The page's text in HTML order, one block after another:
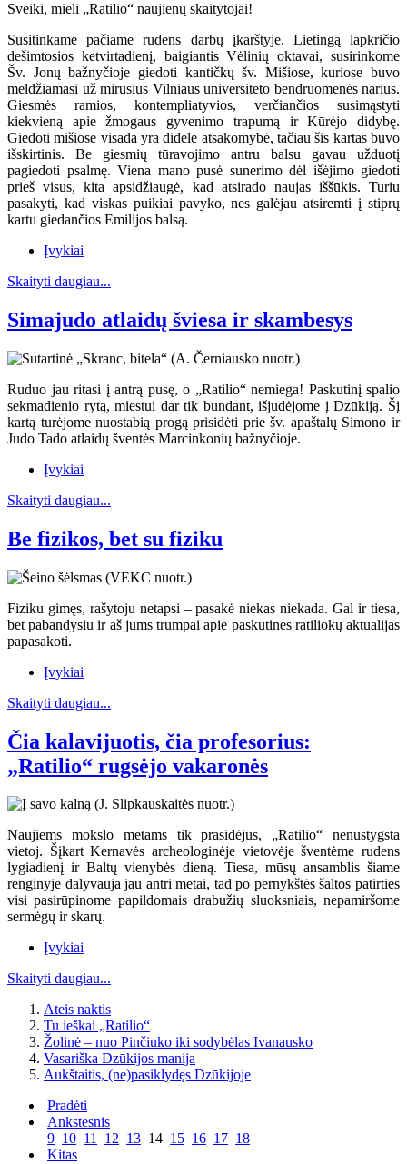
Sveiki, mieli „Ratilio“ naujienų skaitytojai!
Susitinkame pačiame rudens darbų įkarštyje. Lietingą lapkričio
dešimtosios ketvirtadienį, baigiantis Vėlinių oktavai, susirinkome
Šv. Jonų bažnyčioje giedoti kantičkų šv. Mišiose, kuriose buvo
meldžiamasi už mirusius Vilniaus universiteto bendruomenės narius.
Giesmės ramios, kontempliatyvios, verčiančios susimąstyti
kiekvieną apie žmogaus gyvenimo trapumą ir Kūrėjo didybę.
Giedoti mišiose visada yra didelė atsakomybė, tačiau šis kartas buvo
išskirtinis. Be giesmių tūravojimo antru balsu gavau užduotį
pagiedoti psalmę. Viena mano pusė sunerimo dėl išėjimo giedoti
prieš visus, kita apsidžiaugė, kad atsirado naujas iššūkis. Turiu
pasakyti, kad viskas puikiai pavyko, nes galėjau atsiremti į stiprų
kartu giedančios Emilijos balsą.
Įvykiai
Skaityti daugiau...
Simajudo atlaidų šviesa ir skambesys
Ruduo jau ritasi į antrą pusę, o „Ratilio“ nemiega! Paskutinį spalio
sekmadienio rytą, miestui dar tik bundant, išjudėjome į Dzūkiją. Šį
kartą turėjome nuostabią progą prisidėti prie šv. apaštalų Simono ir
Judo Tado atlaidų šventės Marcinkonių bažnyčioje.
Įvykiai
Skaityti daugiau...
Be fizikos, bet su fiziku
Fiziku gimęs, rašytoju netapsi – pasakė niekas niekada. Gal ir tiesa,
bet pabandysiu ir aš jums trumpai apie paskutines ratiliokų aktualijas
papasakoti.
Įvykiai
Skaityti daugiau...
Čia kalavijuotis, čia profesorius:
„Ratilio“ rugsėjo vakaronės
Naujiems mokslo metams tik prasidėjus, „Ratilio“ nenustygsta
vietoj. Šįkart Kernavės archeologinėje vietovėje šventėme rudens
lygiadienį ir Baltų vienybės dieną. Tiesa, mūsų ansamblis šiame
renginyje dalyvauja jau antri metai, tad po pernykštės šaltos patirties
visi pasirūpinome papildomais drabužių sluoksniais, nepamiršome
sermėgų ir skarų.
Įvykiai
Skaityti daugiau...
Ateis naktis
Tu ieškai „Ratilio“
Žolinė – nuo Pinčiuko iki sodybėlas Ivanausko
Vasariška Dzūkijos manija
Aukštaitis, (ne)pasiklydęs Dzūkijoje
Pradėti
Ankstesnis
9 10 11 12 13 14 15 16 17 18
Kitas